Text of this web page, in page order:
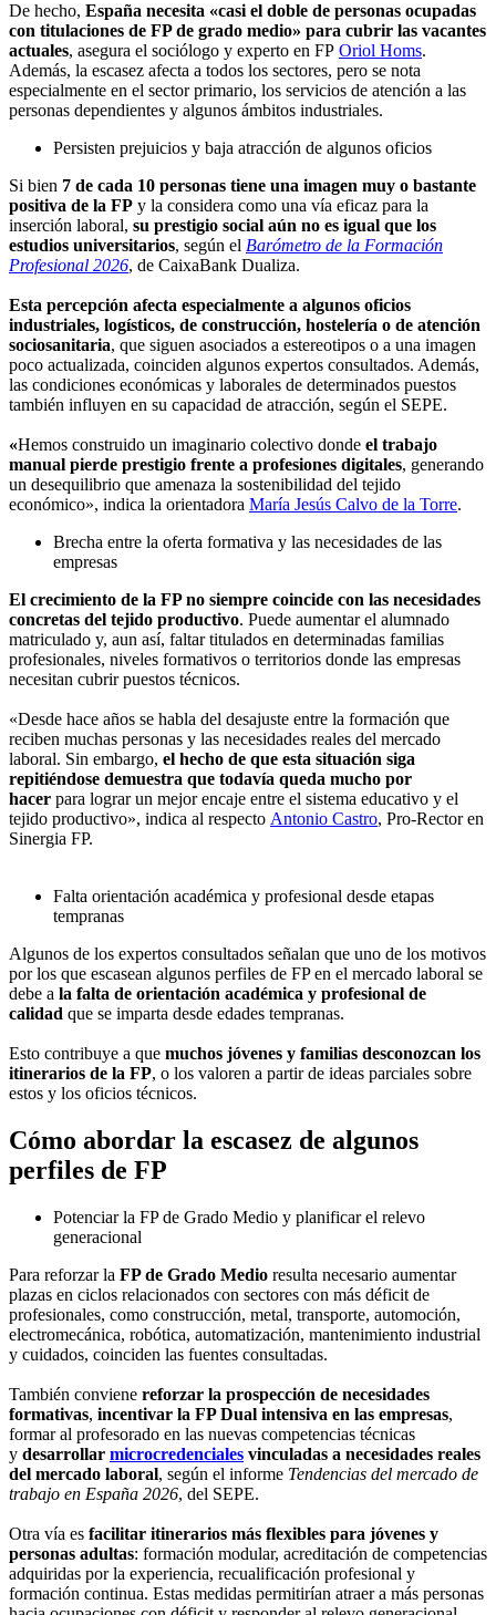
De hecho, España necesita «casi el doble de personas ocupadas
con titulaciones de FP de grado medio» para cubrir las vacantes
actuales, asegura el sociólogo y experto en FP Oriol Homs.
Además, la escasez afecta a todos los sectores, pero se nota
especialmente en el sector primario, los servicios de atención a las
personas dependientes y algunos ámbitos industriales.
Persisten prejuicios y baja atracción de algunos oficios
Si bien 7 de cada 10 personas tiene una imagen muy o bastante
positiva de la FP y la considera como una vía eficaz para la
inserción laboral, su prestigio social aún no es igual que los
estudios universitarios, según el Barómetro de la Formación
Profesional 2026, de CaixaBank Dualiza.
Esta percepción afecta especialmente a algunos oficios
industriales, logísticos, de construcción, hostelería o de atención
sociosanitaria, que siguen asociados a estereotipos o a una imagen
poco actualizada, coinciden algunos expertos consultados. Además,
las condiciones económicas y laborales de determinados puestos
también influyen en su capacidad de atracción, según el SEPE.
«Hemos construido un imaginario colectivo donde el trabajo
manual pierde prestigio frente a profesiones digitales, generando
un desequilibrio que amenaza la sostenibilidad del tejido
económico», indica la orientadora María Jesús Calvo de la Torre.
Brecha entre la oferta formativa y las necesidades de las
empresas
El crecimiento de la FP no siempre coincide con las necesidades
concretas del tejido productivo. Puede aumentar el alumnado
matriculado y, aun así, faltar titulados en determinadas familias
profesionales, niveles formativos o territorios donde las empresas
necesitan cubrir puestos técnicos.
«Desde hace años se habla del desajuste entre la formación que
reciben muchas personas y las necesidades reales del mercado
laboral. Sin embargo, el hecho de que esta situación siga
repitiéndose demuestra que todavía queda mucho por
hacer para lograr un mejor encaje entre el sistema educativo y el
tejido productivo», indica al respecto Antonio Castro, Pro-Rector en
Sinergia FP.
Falta orientación académica y profesional desde etapas
tempranas
Algunos de los expertos consultados señalan que uno de los motivos
por los que escasean algunos perfiles de FP en el mercado laboral se
debe a la falta de orientación académica y profesional de
calidad que se imparta desde edades tempranas.
Esto contribuye a que muchos jóvenes y familias desconozcan los
itinerarios de la FP, o los valoren a partir de ideas parciales sobre
estos y los oficios técnicos.
Cómo abordar la escasez de algunos
perfiles de FP
Potenciar la FP de Grado Medio y planificar el relevo
generacional
Para reforzar la FP de Grado Medio resulta necesario aumentar
plazas en ciclos relacionados con sectores con más déficit de
profesionales, como construcción, metal, transporte, automoción,
electromecánica, robótica, automatización, mantenimiento industrial
y cuidados, coinciden las fuentes consultadas.
También conviene reforzar la prospección de necesidades
formativas, incentivar la FP Dual intensiva en las empresas,
formar al profesorado en las nuevas competencias técnicas
y desarrollar microcredenciales vinculadas a necesidades reales
del mercado laboral, según el informe Tendencias del mercado de
trabajo en España 2026, del SEPE.
Otra vía es facilitar itinerarios más flexibles para jóvenes y
personas adultas: formación modular, acreditación de competencias
adquiridas por la experiencia, recualificación profesional y
formación continua. Estas medidas permitirían atraer a más personas